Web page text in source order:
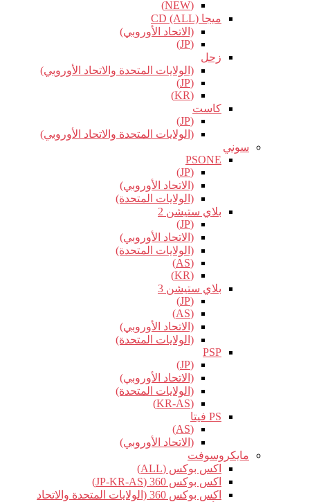
(NEW)
ميجا CD (ALL)
(الاتحاد الأوروبي)
(JP)
زحل
(الولايات المتحدة والاتحاد الأوروبي)
(JP)
(KR)
كاست
(JP)
(الولايات المتحدة والاتحاد الأوروبي)
سوني
PSONE
(JP)
(الاتحاد الأوروبي)
(الولايات المتحدة)
بلاي ستيشن 2
(JP)
(الاتحاد الأوروبي)
(الولايات المتحدة)
(AS)
(KR)
بلاي ستيشن 3
(JP)
(AS)
(الاتحاد الأوروبي)
(الولايات المتحدة)
PSP
(JP)
(الاتحاد الأوروبي)
(الولايات المتحدة)
(KR-AS)
PS فيتا
(AS)
(الاتحاد الأوروبي)
مايكروسوفت
اكس بوكس (ALL)
اكس بوكس 360 (JP-KR-AS)
اكس بوكس 360 (الولايات المتحدة والاتحاد